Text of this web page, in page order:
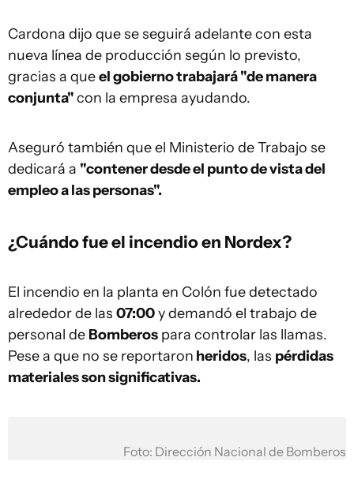
Cardona dijo que se seguirá adelante con esta
nueva línea de producción según lo previsto,
gracias a queel gobierno trabajará "de manera
conjunta"con la empresa ayudando.
Aseguró también que el Ministerio de Trabajo se
dedicará a "contener desde el punto de vista del
empleo a las personas".
¿Cuándo fue el incendio en Nordex?
El incendio en la planta en Colón fue detectado
alrededor de las 07:00y demandó el trabajo de
personal de Bomberos para controlar las llamas.
Pese a que no se reportaron heridos, las pérdidas
materiales son significativas.
Foto: Dirección Nacional de Bomberos